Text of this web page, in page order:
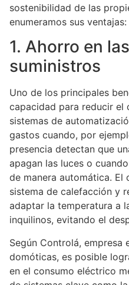
sostenibilidad de las
enumeramos sus ventajas:
1. Ahorro en
suministros
Uno de los principales
capacidad para reducir el
sistemas de
gastos cuando, por
presencia detectan que
apagan las luces o
de manera automática.
sistema de calefacción y
adaptar la temperatura a
inquilinos, evitando el
Según Controlá, empresa
domóticas, es posible
en el consumo eléctrico